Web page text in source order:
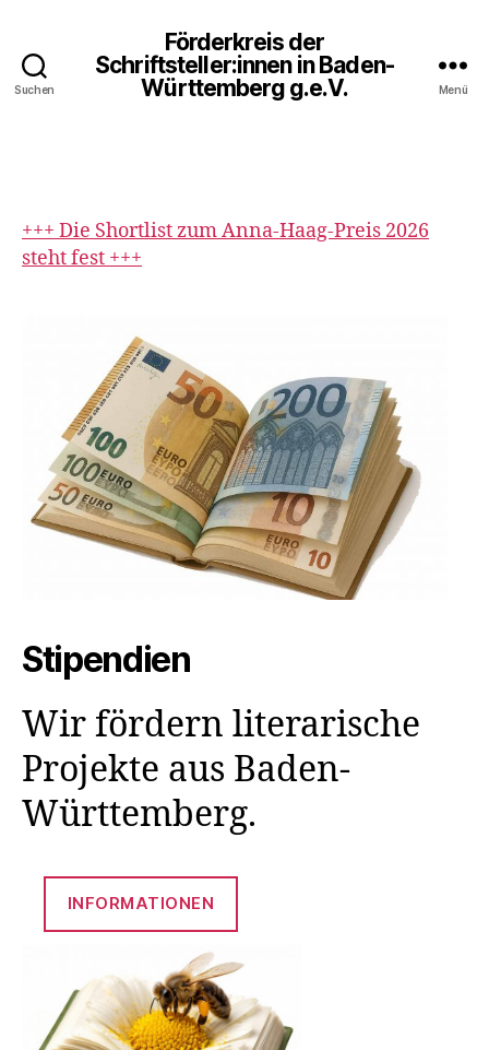
Suchen
Förderkreis der
Schriftsteller:innen in Baden-
Württemberg g.e.V.
Menü
+++ Die Shortlist zum Anna-Haag-Preis 2026
steht fest +++
Stipendien
Wir fördern literarische
Projekte aus Baden-
Württemberg.
INFORMATIONEN